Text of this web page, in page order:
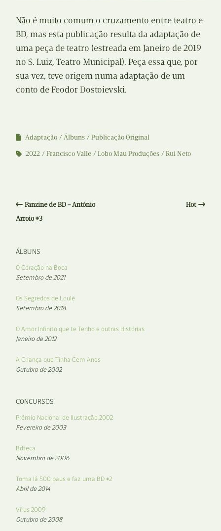
Não é muito comum o cruzamento entre teatro e
BD, mas esta publicação resulta da adaptação de
uma peça de teatro (estreada em Janeiro de 2019
no S. Luiz, Teatro Municipal). Peça essa que, por
sua vez, teve origem numa adaptação de um
conto de Feodor Dostoievski.
Adaptação Álbuns
Publicação Original
2022
Francisco Valle Lobo Mau Produções Rui Neto
Fanzine de BD – António
Arroio #3
Hot
ÁLBUNS
O Coração na Boca
Setembro de 2021
Os Segredos de Loulé
Setembro de 2018
O Amor Infinito que te Tenho e outras Histórias
Janeiro de 2012
A Criança que Tinha Cem Anos
Outubro de 2002
CONCURSOS
Prémio Nacional de Ilustração 2002
Fevereiro de 2003
Bdteca
Novembro de 2006
Toma lá 500 paus e faz uma BD #2
Abril de 2014
Vírus 2009
Outubro de 2008